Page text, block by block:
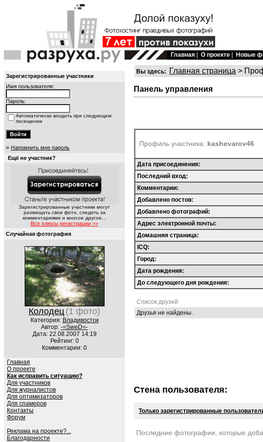
Главная О проекте Новые
Зарегистрированные участники
Имя пользователя:
Пароль:
Автоматически входить при следующем
посещении
» Напомнить мне пароль
Ещё не участник?
Зарегистрированные участники могут
размещать свои фото, следить за
комментариями и многое другое...
Все плюсы регистрации >>
Случайная фотография
Колодец (1 фото)
Категория: Владивосток
Автор: -=SweD=-
Дата: 22.08.2007 14:19
Рейтинг: 0
Комментарии: 0
Главная
О проекте
Как исправить ситуацию?
Для участников
Для журналистов
Для оптимизаторов
Для спамеров
Контакты
Форум
Реклама на проекте?...
Благодарности
Вы здесь: Главная страница >
Панель управления
Профиль участника: kashevarov46
Дата присоединения:
Последний вход:
Комментарии:
Добавлено постов:
Добавлено фотографий:
Адрес электронной почты:
Домашняя страница:
ICQ:
Город:
Дата рождения:
До следующего дня рождения:
Список друзей
Друзья не найдены.
Стена пользователя:
Только зарегистрированные
Последние фотографии, которые